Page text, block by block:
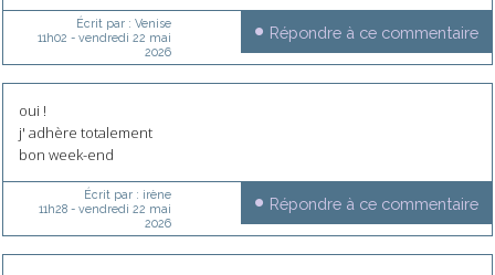
Écrit par : Venise
11h02 - vendredi 22 mai
2026
Répondre à ce commentaire
oui !
j' adhère totalement
bon week-end
Écrit par : irène
11h28- vendredi 22 mai
2026
Répondre à ce commentaire